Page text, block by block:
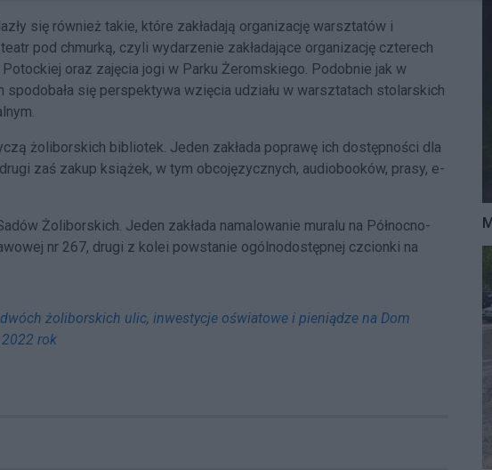
się również takie, które zakładają organizację warsztatów i
pod chmurką, czyli wydarzenie zakładające organizację czterech
oraz zajęcia jogi w Parku Żeromskiego. Podobnie jak w
się perspektywa wzięcia udziału w warsztatach stolarskich
żoliborskich bibliotek. Jeden zakłada poprawę ich dostępności dla
zaś zakup książek, w tym obcojęzycznych, audiobooków, prasy, e-
Żoliborskich. Jeden zakłada namalowanie muralu na Północno-
nr 267, drugi z kolei powstanie ogólnodostępnej czcionki na
żoliborskich ulic, inwestycje oświatowe i pieniądze na Dom
rok